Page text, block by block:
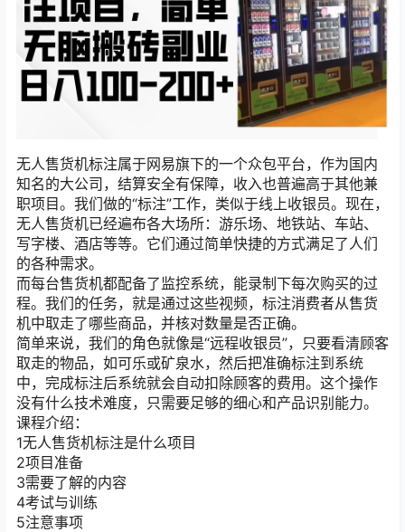
无人售货机标注属于网易旗下的一个众包平台，作为国内
知名的大公司，结算安全有保障，收入也普遍高于其他兼
职项目。我们做的“标注”工作，类似于线上收银员。现在，
无人售货机已经遍布各大场所：游乐场、地铁站、车站、
写字楼、酒店等等。它们通过简单快捷的方式满足了人们
的各种需求。
而每台售货机都配备了监控系统，能录制下每次购买的过
程。我们的任务，就是通过这些视频，标注消费者从售货
机中取走了哪些商品，并核对数量是否正确。
简单来说，我们的角色就像是“远程收银员”，只要看清顾客
取走的物品，如可乐或矿泉水，然后把准确标注到系统
中，完成标注后系统就会自动扣除顾客的费用。这个操作
没有什么技术难度，只需要足够的细心和产品识别能力。
课程介绍：
1无人售货机标注是什么项目
2项目准备
3需要了解的内容
4考试与训练
5注意事项